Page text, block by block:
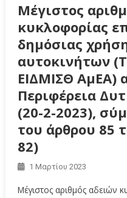
Μέγιστος
κυκλοφορίας
δημόσιας
αυτοκινήτων
ΕΙΔΜΙΣΘ ΑμΕΑ)
Περιφέρεια
(20-2-2023),
του άρθρου 85
82)
1 Μαρτίου 2023
Μέγιστος αριθμός αδειών